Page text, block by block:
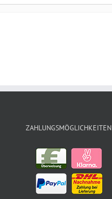
ZAHLUNGSMÖGLICHKEITEN